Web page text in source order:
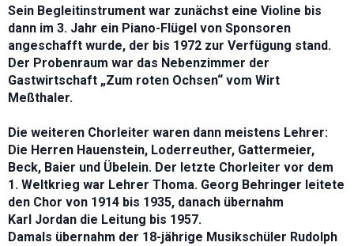
Sein Begleitinstrument war zunächst eine Violine bis
dann im 3. Jahr ein Piano-Flügel von Sponsoren
angeschafft wurde, der bis 1972 zur Verfügung stand.
Der Probenraum war das Nebenzimmer der
Gastwirtschaft „Zum roten Ochsen“ vom Wirt
Meßthaler.
Die weiteren Chorleiter waren dann meistens Lehrer:
Die Herren Hauenstein, Loderreuther, Gattermeier,
Beck, Baier und Übelein. Der letzte Chorleiter vor dem
1. Weltkrieg war Lehrer Thoma. Georg Behringer leitete
den Chor von 1914 bis 1935, danach übernahm
Karl Jordan die Leitung bis 1957.
Damals übernahm der 18-jährige Musikschüler Rudolph